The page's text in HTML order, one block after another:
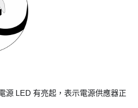
源 LED 有亮起，表示電源供應器正